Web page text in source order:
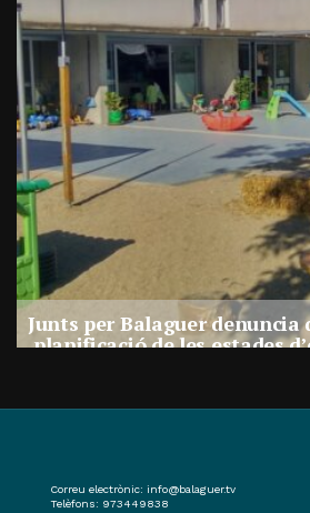
Junts per Balaguer denuncia
planificació de les estades
Correu electrònic: info@balaguer.tv
Telèfons: 973449838